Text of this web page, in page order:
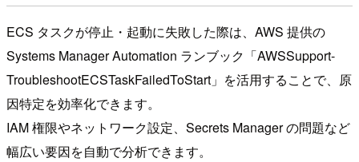
ECS タスクが停止・起動に失敗した際は、AWS 提供の
Systems Manager Automation ランブック「AWSSupport-
TroubleshootECSTaskFailedToStart」を活用することで、原
因特定を効率化できます。
IAM 権限やネットワーク設定、Secrets Manager の問題など
幅広い要因を自動で分析できます。